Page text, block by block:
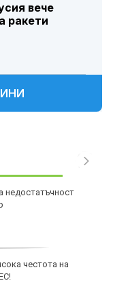
вече
ракети
недостатъчност
честота на